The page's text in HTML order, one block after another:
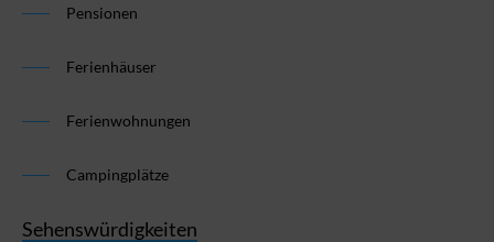
Pensionen
Ferienhäuser
Ferienwohnungen
Campingplätze
Sehenswürdigkeiten